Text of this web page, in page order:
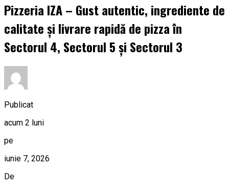
Pizzeria IZA – Gust autentic, ingrediente de
calitate și livrare rapidă de pizza în
Sectorul 4, Sectorul 5 și Sectorul 3
Publicat
acum 2 luni
pe
iunie 7, 2026
De